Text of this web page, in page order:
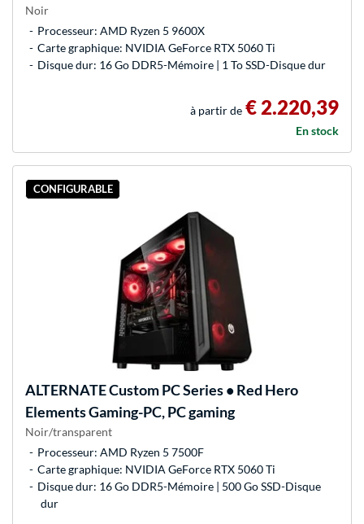
Noir
Processeur: AMD Ryzen 5 9600X
Carte graphique: NVIDIA GeForce RTX 5060 Ti
Disque dur: 16 Go DDR5-Mémoire | 1 To SSD-Disque dur
à partir de € 2.220,39
En stock
CONFIGURABLE
ALTERNATECustom PC Series • Red Hero
Elements Gaming-PC, PC gaming
Noir/transparent
Processeur: AMD Ryzen 5 7500F
Carte graphique: NVIDIA GeForce RTX 5060 Ti
Disque dur: 16 Go DDR5-Mémoire | 500 Go SSD-Disque
dur